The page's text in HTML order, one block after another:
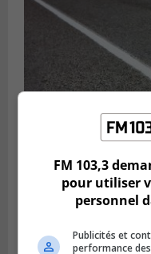
Publié le 29 juillet 2026 à
entraînent des
FM 103,3
pour utiliser
personnel
Publicités et
performance